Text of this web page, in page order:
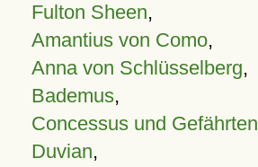
Fulton Sheen,
Amantius von Como,
Anna von Schlüsselberg,
Bademus,
Concessus und Gefährten
Duvian,